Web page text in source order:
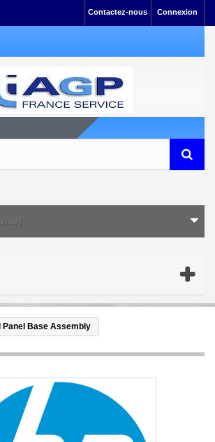
Connexion
Contactez-nous
(vide)
Panel Base Assembly